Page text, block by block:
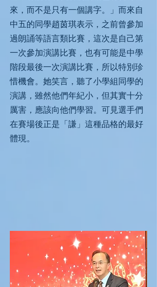
來，而不是只有一個講字。」而來自
中五的同學趙茵琪表示，之前曾參加
過朗誦等語言類比賽，這次是自己第
一次參加演講比賽，也有可能是中學
階段最後一次演講比賽，所以特別珍
惜機會。她笑言，聽了小學組同學的
演講，雖然他們年紀小，但其實十分
厲害，應該向他們學習。可見選手們
在賽場後正是「謙」這種品格的最好
體現。